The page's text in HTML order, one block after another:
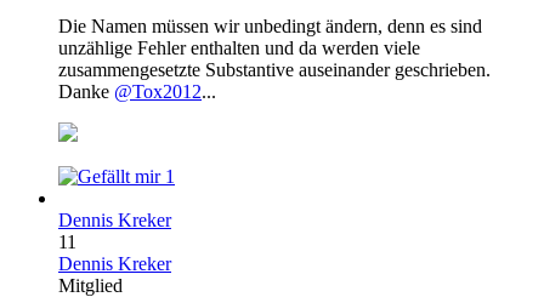
Die Namen müssen wir unbedingt ändern, denn es sind
unzählige Fehler enthalten und da werden viele
zusammengesetzte Substantive auseinander geschrieben.
Danke @Tox2012...
1
Dennis Kreker
11
Dennis Kreker
Mitglied